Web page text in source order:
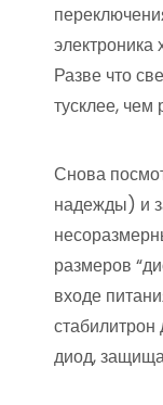
Разве что
тусклее, чем
Снова
надежды) и
размеров
входе
стабилитрон
диод,